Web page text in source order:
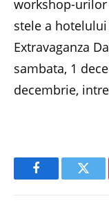
workshop-
stele a
Extravaganza
sambata, 1
decembrie,
Facebook